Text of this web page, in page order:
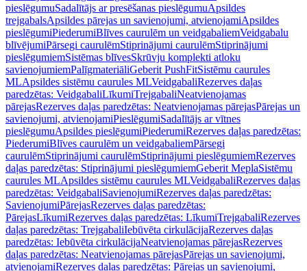
pieslēgumuSadalītājs ar presēšanas pieslēgumuApsildes
trejgabalsApsildes pārejas un savienojumi, atvienojamiApsildes
pieslēgumiPiederumiBlīves caurulēm un veidgabaliemVeidgabalu
blīvējumiPārsegi caurulēmStiprinājumi caurulēmStiprinājumi
pieslēgumiemSistēmas blīvesSkrūvju komplekti atloku
savienojumiemPalīgmateriāliGeberit PushFitSistēmu caurules
MLApsildes sistēmu caurules MLVeidgabaliRezerves daļas
paredzētas: VeidgabaliLīkumiTrejgabaliNeatvienojamas
pārejasRezerves daļas paredzētas: Neatvienojamas pārejasPārejas un
savienojumi, atvienojamiPieslēgumiSadalītājs ar vītnes
pieslēgumuApsildes pieslēgumiPiederumiRezerves daļas paredzētas:
PiederumiBlīves caurulēm un veidgabaliemPārsegi
caurulēmStiprinājumi caurulēmStiprinājumi pieslēgumiemRezerves
daļas paredzētas: Stiprinājumi pieslēgumiemGeberit MeplaSistēmu
caurules MLApsildes sistēmu caurules MLVeidgabaliRezerves daļas
paredzētas: VeidgabaliSavienojumiRezerves daļas paredzētas:
SavienojumiPārejasRezerves daļas paredzētas:
PārejasLīkumiRezerves daļas paredzētas: LīkumiTrejgabaliRezerves
daļas paredzētas: TrejgabaliIebūvēta cirkulācijaRezerves daļas
paredzētas: Iebūvēta cirkulācijaNeatvienojamas pārejasRezerves
daļas paredzētas: Neatvienojamas pārejasPārejas un savienojumi,
atvienojamiRezerves daļas paredzētas: Pārejas un savienojumi,